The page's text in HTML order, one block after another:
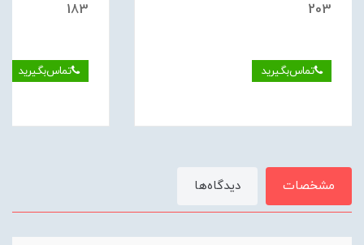
203
تماس‌بگیرید
183
تماس‌بگیرید
مشخصات دیدگاه‌ها